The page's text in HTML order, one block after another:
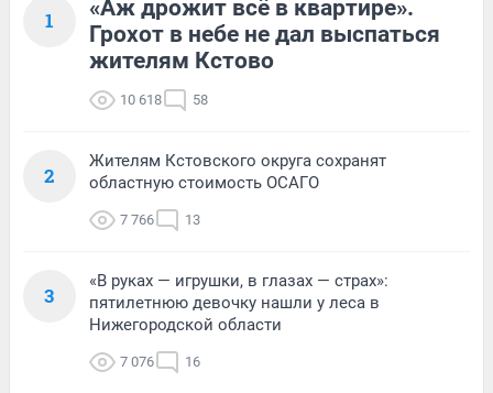
1
«Аж дрожит всё в квартире».
Грохот в небе не дал выспаться
жителям Кстово
10 618 58
2
Жителям Кстовского округа сохранят
областную стоимость ОСАГО
7 766 13
3
«В руках — игрушки, в глазах — страх»:
пятилетнюю девочку нашли у леса в
Нижегородской области
7 076 16